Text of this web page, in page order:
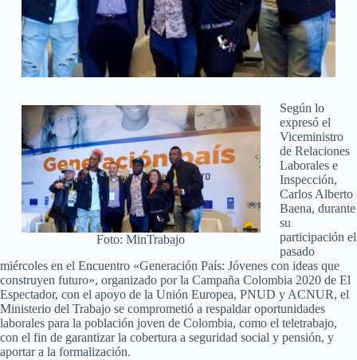
Foto: MinTrabajo
Según lo
expresó el
Viceministro
de Relaciones
Laborales e
Inspección,
Carlos Alberto
Baena, durante
su
participación el
pasado
miércoles en el Encuentro «Generación País: Jóvenes con ideas que
construyen futuro», organizado por la Campaña Colombia 2020 de El
Espectador, con el apoyo de la Unión Europea, PNUD y ACNUR, el
Ministerio del Trabajo se comprometió a respaldar oportunidades
laborales para la población joven de Colombia, como el teletrabajo,
con el fin de garantizar la cobertura a seguridad social y pensión, y
aportar a la formalización.